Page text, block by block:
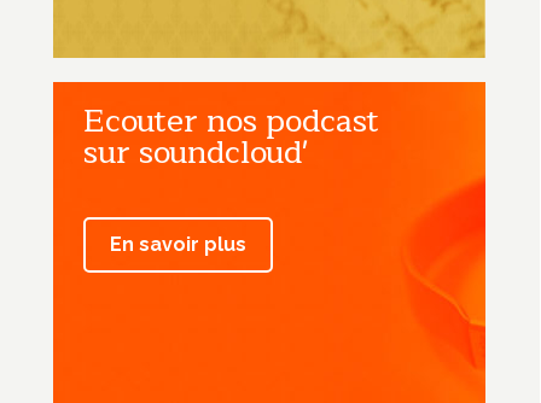
Ecouter nos podcast
sur soundcloud'
En savoir plus